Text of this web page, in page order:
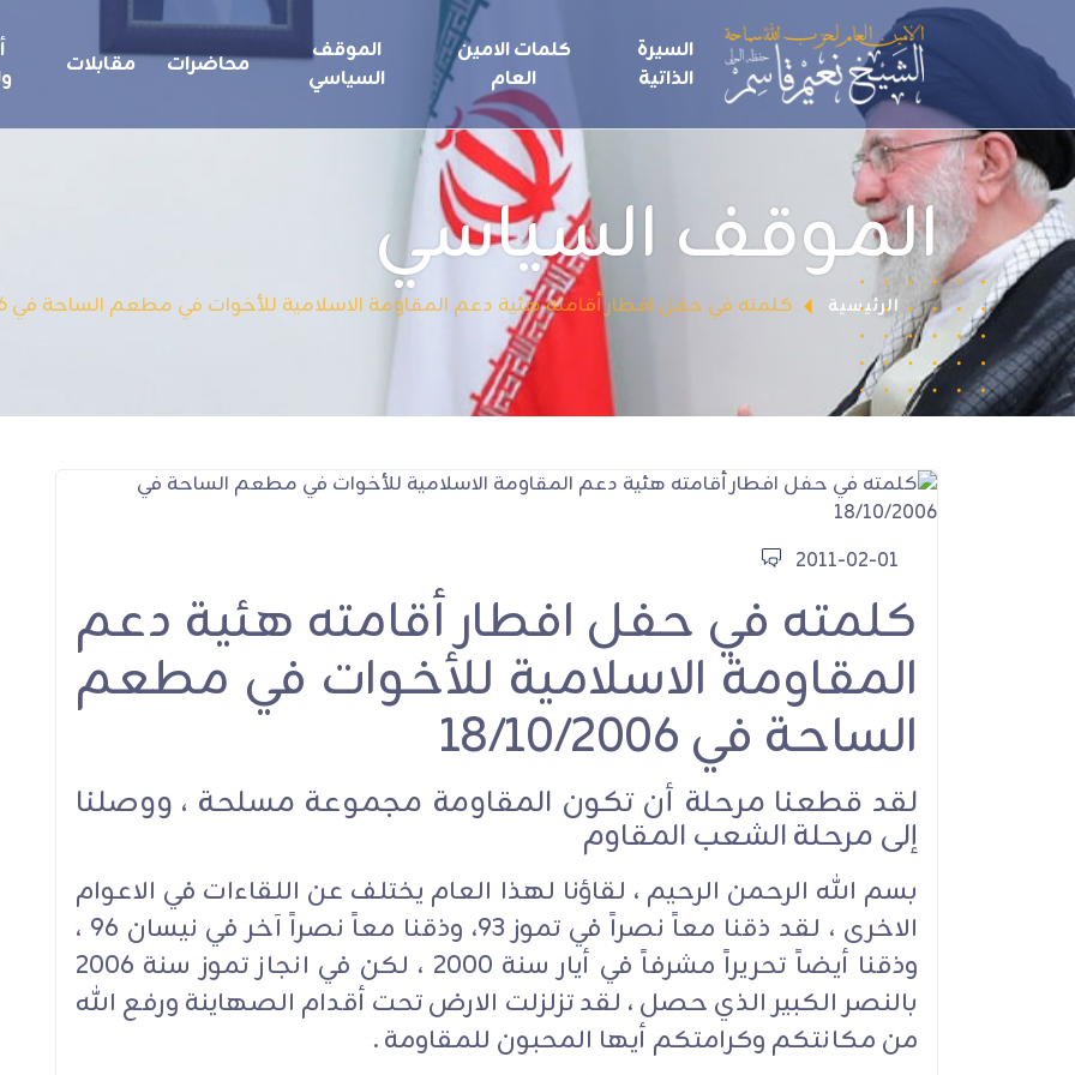
السيرة
الذاتية
كلمات الامين
العام
الموقف
السياسي
محاضرات مقابلات
الموقف السياسي
الرئيسية كلمته في حفل افطار أقامته هئية دعم المقاومة الاسلامية للأخوات في مطعم الساحة في 18/10/2006
2011-02-01
كلمته في حفل افطار أقامته هئية دعم
المقاومة الاسلامية للأخوات في مطعم
الساحة في 18/10/2006
لقد قطعنا مرحلة أن تكون المقاومة مجموعة مسلحة ، ووصلنا
إلى مرحلة الشعب المقاوم
بسم الله الرحمن الرحيم ، لقاؤنا لهذا العام يختلف عن اللقاءات في الاعوام
الاخرى ، لقد ذقنا معاً نصراً في تموز 93، وذقنا معاً نصراً آخر في نيسان 96 ،
وذقنا أيضاً تحريراً مشرفاً في أيار سنة 2000 ، لكن في انجاز تموز سنة 2006
بالنصر الكبير الذي حصل ، لقد تزلزلت الارض تحت أقدام الصهاينة ورفع الله
من مكانتكم وكرامتكم أيها المحبون للمقاومة .
يعاهد الإمام الشهيد: لن
نترك ميدان الشرف
والمقـاومة ومواجهة
الطاغوت الأمريكي والإجرام
الصهيوني
الموقف السياسي
الشيخ قاسم في اقتتاح
معرض سوق "أرضي": مسار
الإسرائيلي بنزع سلاح
المقاومة من كل
طرحٌ خطير جدًا يتجاوز
الخطوط الحمراء
الموقف السياسي